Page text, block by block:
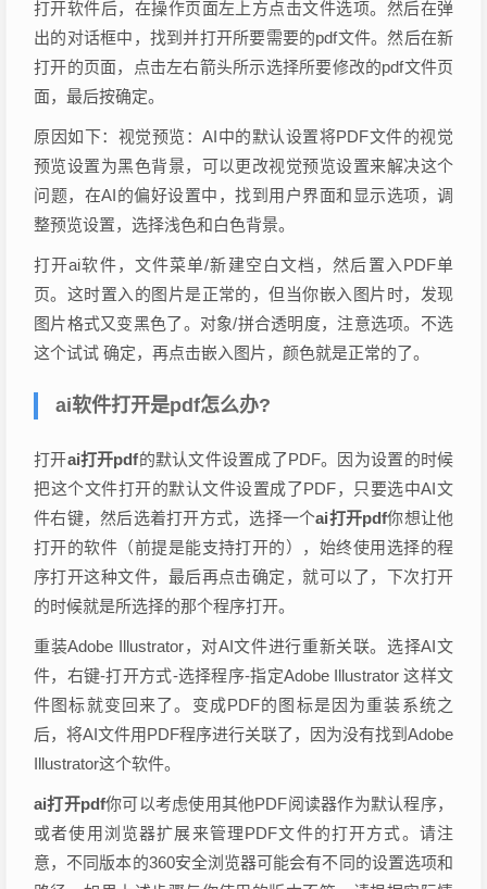
打开软件后，在操作页面左上方点击文件选项。然后在弹
出的对话框中，找到并打开所要需要的pdf文件。然后在新
打开的页面，点击左右箭头所示选择所要修改的pdf文件页
面，最后按确定。
原因如下：视觉预览：AI中的默认设置将PDF文件的视觉
预览设置为黑色背景，可以更改视觉预览设置来解决这个
问题，在AI的偏好设置中，找到用户界面和显示选项，调
整预览设置，选择浅色和白色背景。
打开ai软件，文件菜单/新建空白文档，然后置入PDF单
页。这时置入的图片是正常的，但当你嵌入图片时，发现
图片格式又变黑色了。对象/拼合透明度，注意选项。不选
这个试试 确定，再点击嵌入图片，颜色就是正常的了。
ai软件打开是pdf怎么办?
打开ai打开pdf的默认文件设置成了PDF。因为设置的时候
把这个文件打开的默认文件设置成了PDF，只要选中AI文
件右键，然后选着打开方式，选择一个ai打开pdf你想让他
打开的软件（前提是能支持打开的），始终使用选择的程
序打开这种文件，最后再点击确定，就可以了，下次打开
的时候就是所选择的那个程序打开。
重装Adobe Illustrator，对AI文件进行重新关联。选择AI文
件，右键-打开方式-选择程序-指定Adobe Illustrator 这样文
件图标就变回来了。变成PDF的图标是因为重装系统之
后，将AI文件用PDF程序进行关联了，因为没有找到Adobe
Illustrator这个软件。
ai打开pdf你可以考虑使用其他PDF阅读器作为默认程序，
或者使用浏览器扩展来管理PDF文件的打开方式。请注
意，不同版本的360安全浏览器可能会有不同的设置选项和